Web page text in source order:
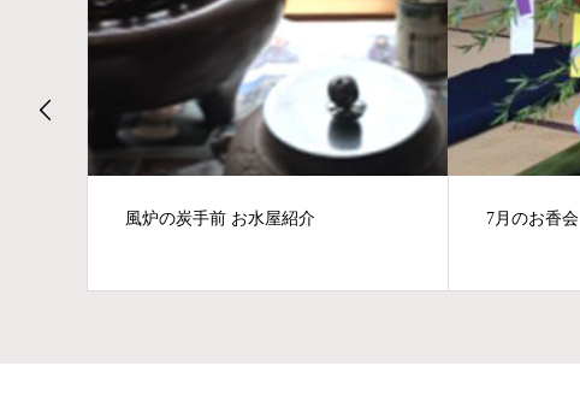
風炉の炭手前 お水屋紹介 7月のお香会